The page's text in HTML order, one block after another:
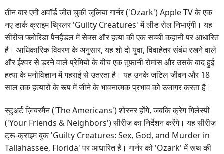
तीन बार एमी अवॉर्ड जीत चुकीं जूलिया गार्नर ('Ozark') Apple TV के एक
नए डार्क क्राइम थ्रिलर 'Guilty Creatures' में लीड रोल निभाएंगी। यह
सीरीज फ्लोरिडा पैनहैंडल में सेक्स और हत्या की एक सच्ची कहानी पर आधारित
है। आधिकारिक विवरण के अनुसार, यह शो दो युवा, विवाहेतर संबंध रखने वाले
और ईश्वर से डरने वाले प्रेमियों के बीच एक तूफानी रोमांस और उसके बाद हुई
हत्या के मनोविज्ञान में गहराई से उतरता है। यह उनके जटिल जीवन और 18
साल तक हत्यारों के रूप में जीने के भावनात्मक प्रभाव को उजागर करता है।
स्टुअर्ट ज़िचरमैन ('The Americans') शोरनर होंगे, जबकि क्रेग गिलेस्पी
('Your Friends & Neighbors') सीरीज का निर्देशन करेंगे। यह सीरीज
ट्रू-क्राइम बुक 'Guilty Creatures: Sex, God, and Murder in
Tallahassee, Florida' पर आधारित है। गार्नर को 'Ozark' में रूथ की